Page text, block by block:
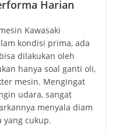
Harian
Kawasaki
kondisi prima, ada
dilakukan oleh
hanya soal ganti oli,
mesin. Mengingat
udara, sangat
menyala diam
cukup.